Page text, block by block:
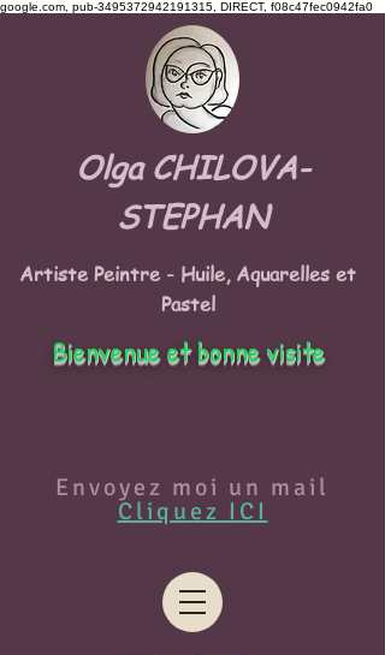
google.com, pub-3495372942191315, DIRECT, f08c47fec0942fa0
Olga CHILOVA-
STEPHAN
Artiste Peintre - Huile, Aquarelles et
Pastel
Envoyez moi un mail
Cliquez ICI
Bienvenue et bonne visite